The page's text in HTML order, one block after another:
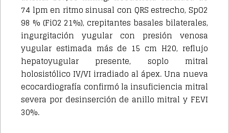
74 lpm en ritmo sinusal con QRS estrecho, SpO2
98 % (FiO2 21%), crepitantes basales bilaterales,
ingurgitación yugular con presión venosa
yugular estimada más de 15 cm H20, reflujo
hepatoyugular presente, soplo mitral
holosistólico IV/VI irradiado al ápex. Una nueva
ecocardiografía confirmó la insuficiencia mitral
severa por desinserción de anillo mitral y FEVI
30%.